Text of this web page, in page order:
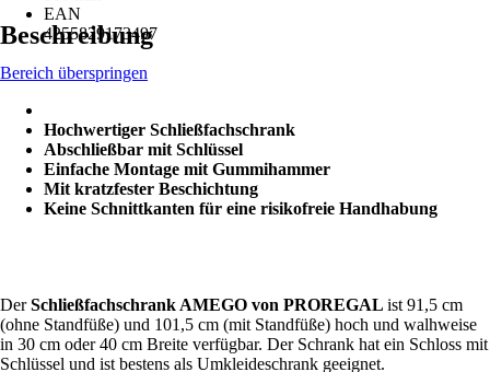
EAN
4255829173497
Beschreibung
Bereich überspringen
Hochwertiger Schließfachschrank
Abschließbar mit Schlüssel
Einfache Montage mit Gummihammer
Mit kratzfester Beschichtung
Keine Schnittkanten für eine risikofreie Handhabung
DerSchließfachschrank AMEGO von PROREGAL ist 91,5 cm
(ohne Standfüße) und 101,5 cm (mit Standfüße) hoch und walhweise
in 30 cm oder 40 cm Breite verfügbar. Der Schrank hat ein Schloss mit
Schlüssel und ist bestens als Umkleideschrank geeignet.